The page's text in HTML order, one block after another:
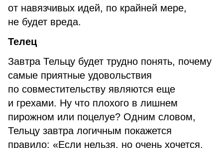
от навязчивых идей, по крайней мере,
не будет вреда.
Телец
Завтра Тельцу будет трудно понять, почему
самые приятные удовольствия
по совместительству являются еще
и грехами. Ну что плохого в лишнем
пирожном или поцелуе? Одним словом,
Тельцу завтра логичным покажется
правило: «Если нельзя, но очень хочется,